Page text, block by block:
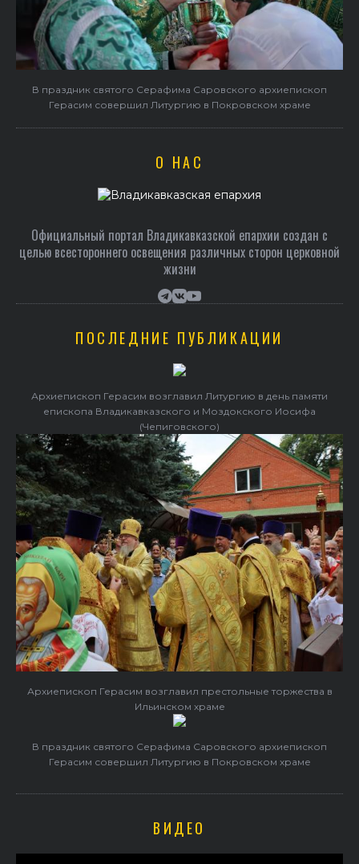
В праздник святого Серафима Саровского архиепископ
Герасим совершил Литургию в Покровском храме
О НАС
Официальный портал Владикавказской епархии создан c
целью всестороннего освещения различных сторон церковной
жизни
ПОСЛЕДНИЕ ПУБЛИКАЦИИ
Архиепископ Герасим возглавил Литургию в день памяти
епископа Владикавказского и Моздокского Иосифа
(Чепиговского)
Архиепископ Герасим возглавил престольные торжества в
Ильинском храме
В праздник святого Серафима Саровского архиепископ
Герасим совершил Литургию в Покровском храме
ВИДЕО